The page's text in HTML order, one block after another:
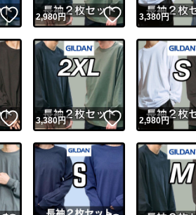
ユーザ
Yahoo!フリマが定めた一定の基準を満
安心取引出品者
安心取引出品者 Yahoo!フリマ
この商品
いいね！
2,980円 いいね！
3,380円
いいね！
3,380円 いいね！
2,980円